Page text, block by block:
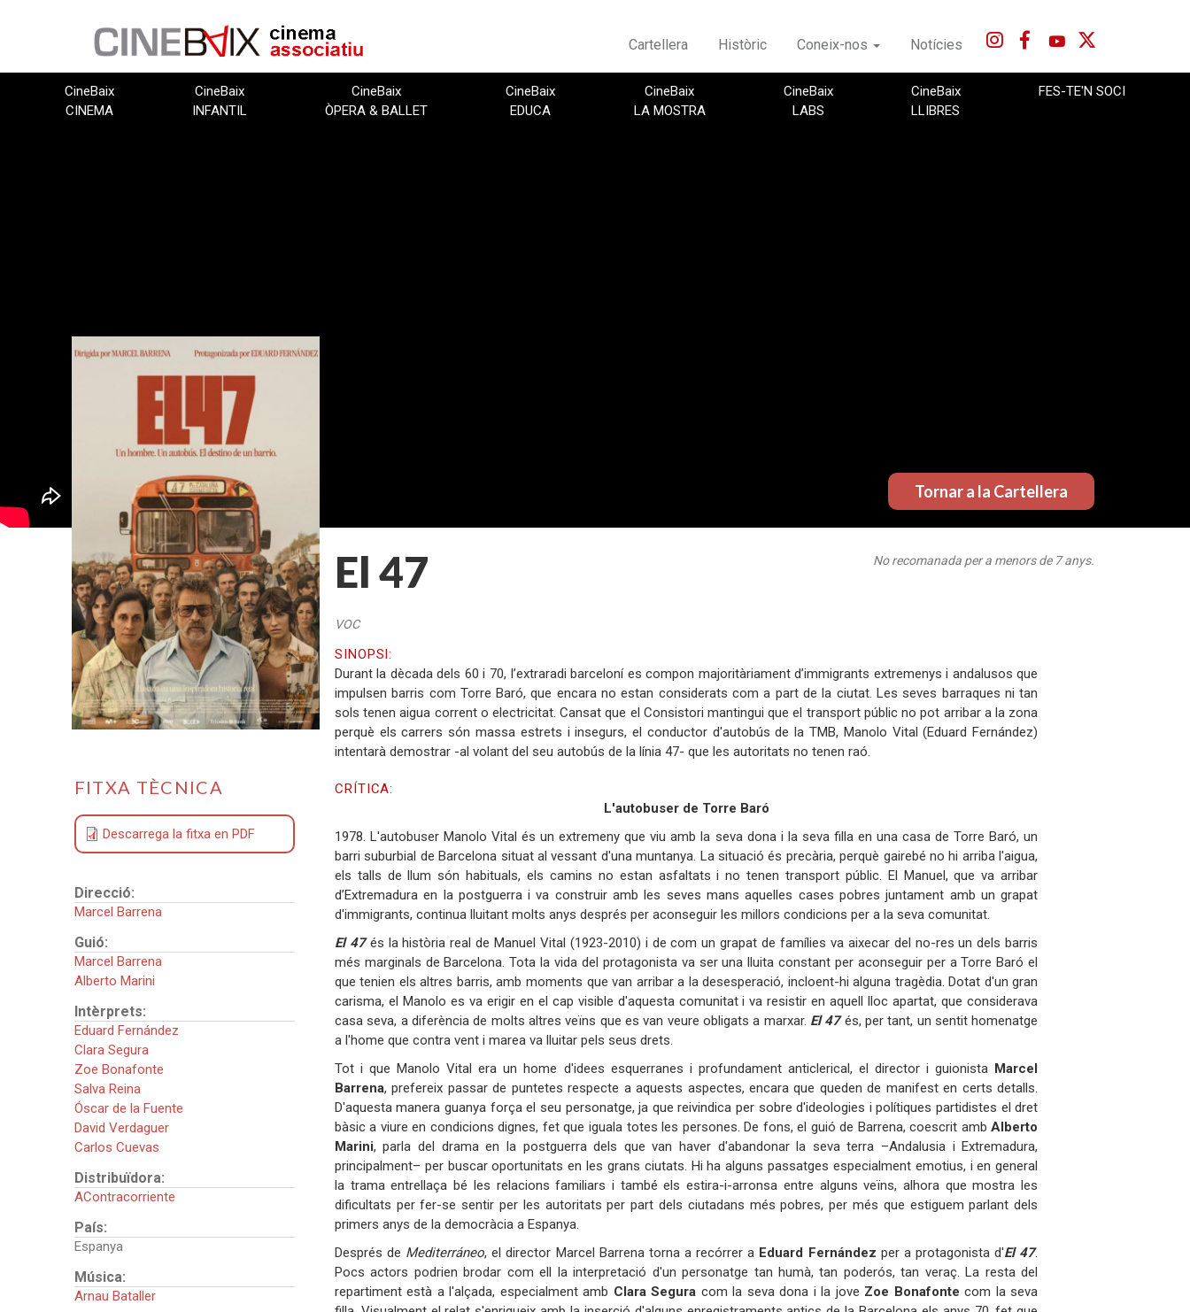
Cartellera Històric Coneix-nos Notícies
CineBaix
CINEMA
CineBaix
INFANTIL
CineBaix
ÒPERA & BALLET
CineBaix
EDUCA
CineBaix
LA MOSTRA
CineBaix
LABS
CineBaix
LLIBRES
FES-TE'N SOCI
El 47
Tornar a la Cartellera
VOC
No recomanada per a menors de 7 anys.
FITXA TÈCNICA
Descarrega la fitxa en PDF
Direcció:
Marcel Barrena
Guió:
Marcel Barrena
Alberto Marini
Intèrprets:
Eduard Fernández
Clara Segura
Zoe Bonafonte
Salva Reina
Óscar de la Fuente
David Verdaguer
Carlos Cuevas
Distribuïdora:
AContracorriente
País:
Espanya
Música:
Arnau Bataller
SINOPSI:
Durant la dècada dels 60 i 70, l’extraradi barceloní es compon majoritàriament d’immigrants extremenys i andalusos que
impulsen barris com Torre Baró, que encara no estan considerats com a part de la ciutat. Les seves barraques ni tan
sols tenen aigua corrent o electricitat. Cansat que el Consistori mantingui que el transport públic no pot arribar a la zona
perquè els carrers són massa estrets i insegurs, el conductor d'autobús de la TMB, Manolo Vital (Eduard Fernández)
intentarà demostrar -al volant del seu autobús de la línia 47- que les autoritats no tenen raó.
CRÍTICA:
L'autobuser de Torre Baró
1978. L'autobuser Manolo Vital és un extremeny que viu amb la seva dona i la seva filla en una casa de Torre Baró, un
barri suburbial de Barcelona situat al vessant d'una muntanya. La situació és precària, perquè gairebé no hi arriba l'aigua,
els talls de llum són habituals, els camins no estan asfaltats i no tenen transport públic. El Manuel, que va arribar
d’Extremadura en la postguerra i va construir amb les seves mans aquelles cases pobres juntament amb un grapat
d'immigrants, continua lluitant molts anys després per aconseguir les millors condicions per a la seva comunitat.
El 47és la història real de Manuel Vital (1923-2010) i de com un grapat de famílies va aixecar del no-res un dels barris
més marginals de Barcelona. Tota la vida del protagonista va ser una lluita constant per aconseguir per a Torre Baró el
que tenien els altres barris, amb moments que van arribar a la desesperació, incloent-hi alguna tragèdia. Dotat d'un gran
carisma, el Manolo es va erigir en el cap visible d'aquesta comunitat i va resistir en aquell lloc apartat, que considerava
casa seva, a diferència de molts altres veïns que es van veure obligats a marxar. El 47és, per tant, un sentit homenatge
a l'home que contra vent i marea va lluitar pels seus drets.
Tot i que Manolo Vital era un home d'idees esquerranes i profundament anticlerical, el director i guionista Marcel
Barrena, prefereix passar de puntetes respecte a aquests aspectes, encara que queden de manifest en certs detalls.
D'aquesta manera guanya força el seu personatge, ja que reivindica per sobre d'ideologies i polítiques partidistes el dret
bàsic a viure en condicions dignes, fet que iguala totes les persones. De fons, el guió de Barrena, coescrit ambAlberto
Marini, parla del drama en la postguerra dels que van haver d'abandonar la seva terra –Andalusia i Extremadura,
principalment– per buscar oportunitats en les grans ciutats. Hi ha alguns passatges especialment emotius, i en general
la trama entrellaça bé les relacions familiars i també els estira-i-arronsa entre alguns veïns, alhora que mostra les
dificultats per fer-se sentir per les autoritats per part dels ciutadans més pobres, per més que estiguem parlant dels
primers anys de la democràcia a Espanya.
Després de Mediterráneo, el director Marcel Barrena torna a recórrer a Eduard Fernández per a protagonista d'El 47.
Pocs actors podrien brodar com ell la interpretació d'un personatge tan humà, tan poderós, tan veraç. La resta del
repartiment està a l'alçada, especialment amb Clara Segura com la seva dona i la jove Zoe Bonafonte com la seva